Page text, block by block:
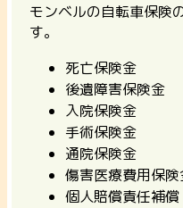
モンベルの自転車保険
す。
死亡保険金
後遺障害保険金
入院保険金
手術保険金
通院保険金
傷害医療費用保険
個人賠償責任補償